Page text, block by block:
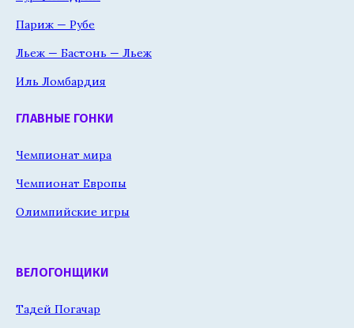
Париж — Рубе
Льеж — Бастонь — Льеж
Иль Ломбардия
ГЛАВНЫЕ ГОНКИ
Чемпионат мира
Чемпионат Европы
Олимпийские игры
ВЕЛОГОНЩИКИ
Тадей Погачар